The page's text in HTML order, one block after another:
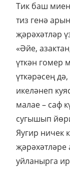
Тик баш
тиз генә
җәрәхәтләр
«Әйе,
үткән гомер
үткәрәсең
икеләнеп
малае – саф
сугышып
Яугир ничек
җәрәхәтләре
уйланырга